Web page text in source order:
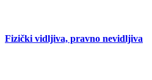
Fizički vidljiva, pravno nevidljiva